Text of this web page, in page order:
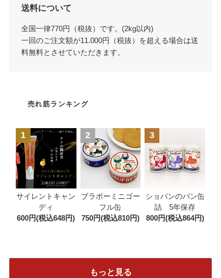
送料について
全国一律770円（税抜）です。(2kg以内)
一回のご注文額が11.000円（税抜）を超える場合は送
料無料とさせていただきます。
売れ筋ランキング
1
サイレントキャン
ディ
600円(税込648円)
2
ブラボーミニゴー
フル缶
750円(税込810円)
3
ショパンのパン缶
詰 5年保存
800円(税込864円)
もっと見る